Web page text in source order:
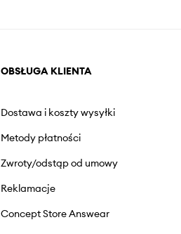
OBSŁUGA KLIENTA
Dostawa i koszty wysyłki
Metody płatności
Zwroty/odstąp od umowy
Reklamacje
Concept Store Answear